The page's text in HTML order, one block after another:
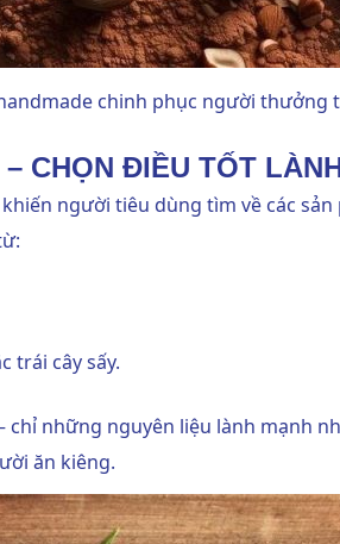
chinh phục người thưởng
CHỌN ĐIỀU TỐT
khiến người tiêu dùng tìm về các
trái cây sấy.
chỉ những nguyên liệu lành mạnh
ăn kiêng.